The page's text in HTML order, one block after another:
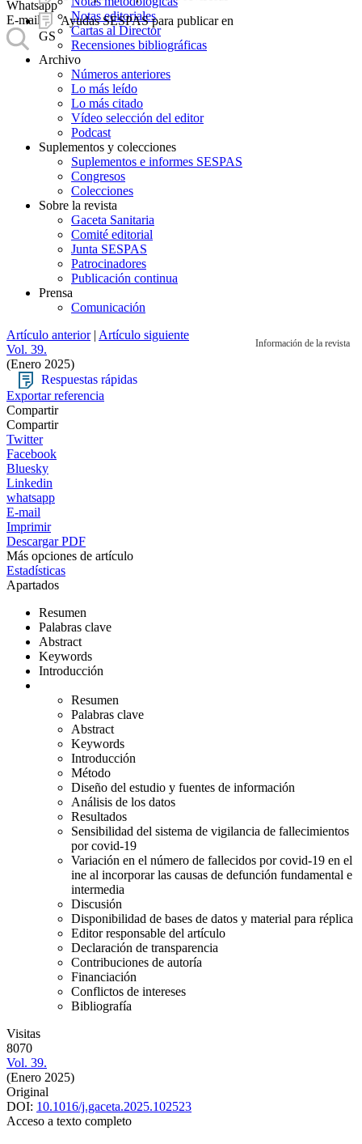
Ayudas SESPAS para publicar en
GS
Whatsapp
E-mail
Notas editoriales
Cartas al Director
Recensiones bibliográficas
Archivo
Números anteriores
Lo más leído
Lo más citado
Vídeo selección del editor
Podcast
Suplementos y colecciones
Suplementos e informes SESPAS
Congresos
Colecciones
Sobre la revista
Gaceta Sanitaria
Comité editorial
Junta SESPAS
Patrocinadores
Publicación continua
Prensa
Comunicación
Información de la revista
Artículo anterior| Artículo siguiente
Vol. 39.
(Enero 2025)
Respuestas rápidas
Exportar referencia
Compartir
Compartir
Twitter
Facebook
Bluesky
Linkedin
whatsapp
E-mail
Imprimir
Descargar PDF
Más opciones de artículo
Estadísticas
Apartados
Resumen
Palabras clave
Abstract
Keywords
Introducción
Resumen
Palabras clave
Abstract
Keywords
Introducción
Método
Diseño del estudio y fuentes de información
Análisis de los datos
Resultados
Sensibilidad del sistema de vigilancia de fallecimientos
por covid-19
Variación en el número de fallecidos por covid-19 en el
ine al incorporar las causas de defunción fundamental e
intermedia
Discusión
Disponibilidad de bases de datos y material para réplica
Editor responsable del artículo
Declaración de transparencia
Contribuciones de autoría
Financiación
Conflictos de intereses
Bibliografía
Visitas
8070
Vol. 39.
(Enero 2025)
Original
DOI: 10.1016/j.gaceta.2025.102523
Acceso a texto completo